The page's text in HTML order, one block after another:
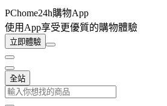
PChome24h購物App
使用App享受更優質的購物體驗
立即體驗
全站